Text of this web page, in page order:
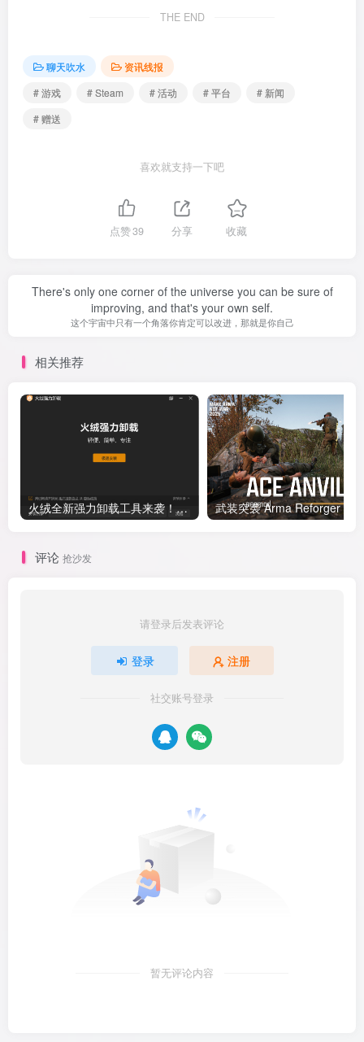
THE END
聊天吹水
资讯线报
# 游戏
# Steam # 活动 # 平台
# 新闻
# 赠送
喜欢就支持一下吧
点赞39 分享 收藏
There's only one corner of the universe you can be sure of
improving, and that's your own self.
这个宇宙中只有一个角落你肯定可以改进，那就是你自己
相关推荐
火绒全新强力卸载工具来袭！免费无广告，老旧设备也能流畅用
评论 抢沙发
请登录后发表评论
登录 注册
社交账号登录
暂无评论内容